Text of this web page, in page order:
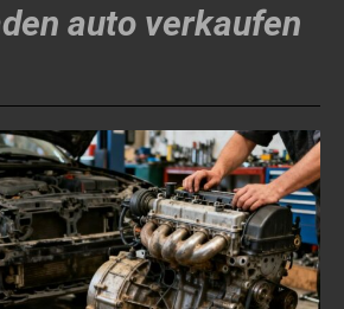
auto verkaufen